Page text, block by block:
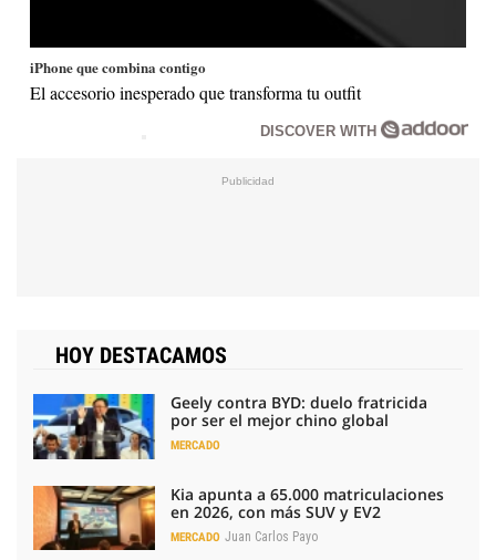
iPhone que combina contigo
El accesorio inesperado que transforma tu outfit
DISCOVER WITH
HOY DESTACAMOS
Geely contra BYD: duelo fratricida
por ser el mejor chino global
MERCADO
Kia apunta a 65.000 matriculaciones
en 2026, con más SUV y EV2
MERCADO Juan Carlos Payo